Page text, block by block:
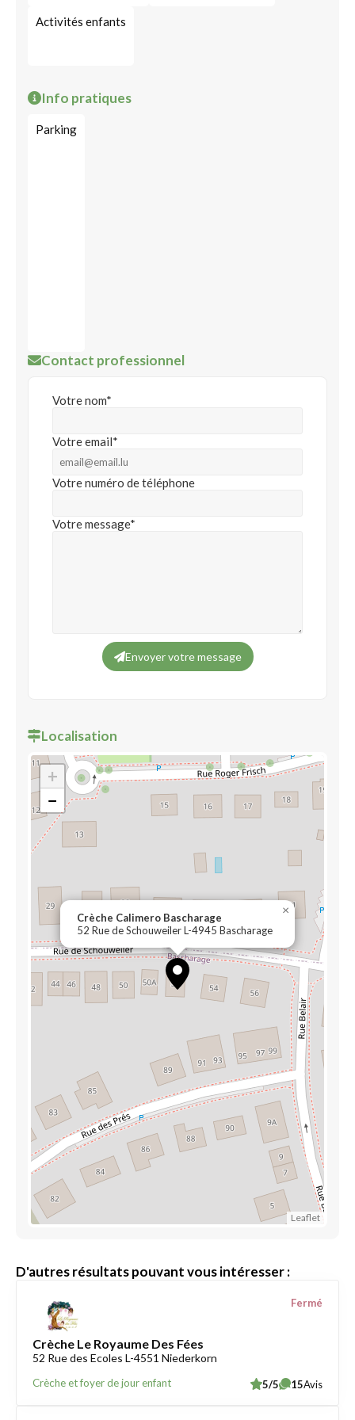
Activités enfants
Info pratiques
Parking
Contact professionnel
Votre nom*
Votre email*
Votre numéro de téléphone
Votre message*
Envoyer votre message
Localisation
Crèche Calimero Bascharage
52 Rue de Schouweiler L-4945 Bascharage
×
+
−
Leaflet
D'autres résultats pouvant vous intéresser :
Crèche Le Royaume Des Fées
52 Rue des Ecoles L-4551 Niederkorn
Crèche et foyer de jour enfant
Fermé
5/5 15Avis